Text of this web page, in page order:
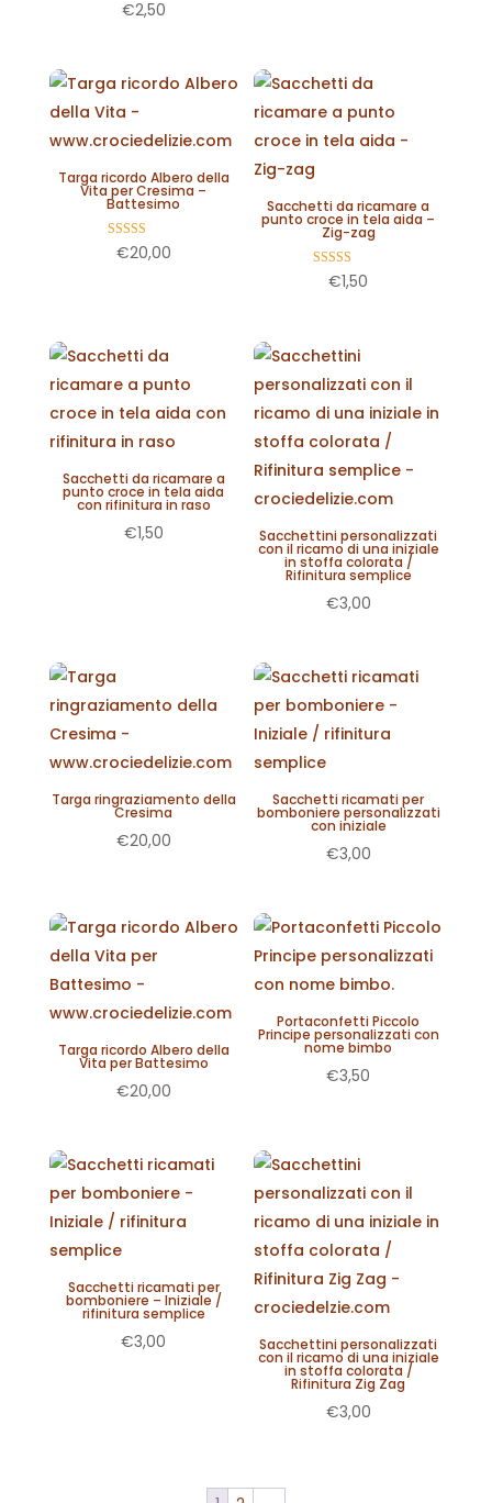
Valutato
5.00
€2,50
Targa ricordo Albero della
Vita per Cresima –
Battesimo
Valutato
5.00
€20,00
Sacchetti da ricamare a
punto croce in tela aida –
Zig-zag
Valutato
5.00
€1,50
Sacchetti da ricamare a
punto croce in tela aida
con rifinitura in raso
€1,50 Sacchettini personalizzati
con il ricamo di una iniziale
in stoffa colorata /
Rifinitura semplice
€3,00
Targa ringraziamento della
Cresima
€20,00
Sacchetti ricamati per
bomboniere personalizzati
con iniziale
€3,00
Targa ricordo Albero della
Vita per Battesimo
€20,00
Portaconfetti Piccolo
Principe personalizzati con
nome bimbo
€3,50
Sacchetti ricamati per
bomboniere – Iniziale /
rifinitura semplice
€3,00 Sacchettini personalizzati
con il ricamo di una iniziale
in stoffa colorata /
Rifinitura Zig Zag
€3,00